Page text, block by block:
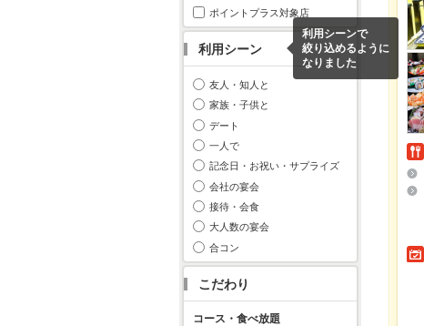
ポイントプラス対象店
利用シーン
利用シーンで
絞り込めるように
なりました
友人・知人と
家族・子供と
デート
一人で
記念日・お祝い・サプライズ
会社の宴会
接待・会食
大人数の宴会
合コン
こだわり
コース・食べ放題